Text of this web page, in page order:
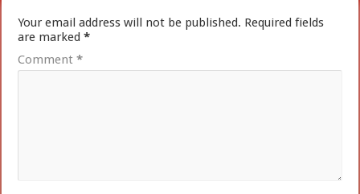
Your email address will not be published. Required fields
are marked*
Comment*